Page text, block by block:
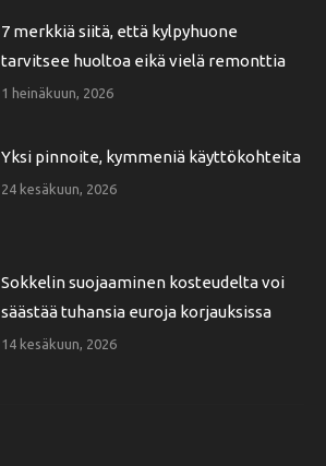
7 merkkiä siitä, että kylpyhuone
tarvitsee huoltoa eikä vielä remonttia
1 heinäkuun, 2026
Yksi pinnoite, kymmeniä käyttökohteita
24 kesäkuun, 2026
Sokkelin suojaaminen kosteudelta voi
säästää tuhansia euroja korjauksissa
14 kesäkuun, 2026